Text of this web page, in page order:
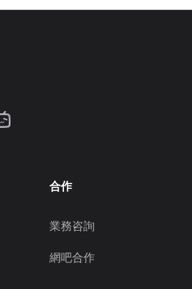
合作
業務咨詢
網吧合作